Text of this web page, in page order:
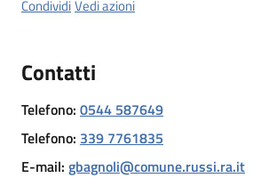
Russi
Orari
uffici
CondividiVedi azioni
Contatti
Telefono: 0544 587649
Telefono: 339 7761835
E-mail: gbagnoli@comune.russi.ra.it